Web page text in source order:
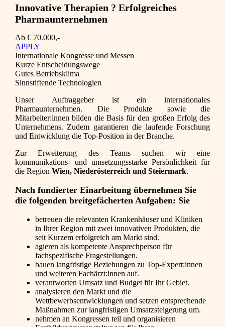
Innovative Therapien ? Erfolgreiches
Pharmaunternehmen
Ab € 70.000,-
APPLY
Internationale Kongresse und Messen
Kurze Entscheidungswege
Gutes Betriebsklima
Sinnstiftende Technologien
Unser Auftraggeber ist ein internationales
Pharmaunternehmen. Die Produkte sowie die
Mitarbeiter:innen bilden die Basis für den großen Erfolg des
Unternehmens. Zudem garantieren die laufende Forschung
und Entwicklung die Top-Position in der Branche.
Zur Erweiterung des Teams suchen wir eine
kommunikations- und umsetzungsstarke Persönlichkeit für
die Region Wien, Niederösterreich und Steiermark.
Nach fundierter Einarbeitung übernehmen Sie
die folgenden breitgefächerten Aufgaben: Sie
betreuen die relevanten Krankenhäuser und Kliniken
in Ihrer Region mit zwei innovativen Produkten, die
seit Kurzem erfolgreich am Markt sind.
agieren als kompetente Ansprechperson für
fachspezifische Fragestellungen.
bauen langfristige Beziehungen zu Top-Expert:innen
und weiteren Fachärzt:innen auf.
verantworten Umsatz und Budget für Ihr Gebiet.
analysieren den Markt und die
Wettbewerbsentwicklungen und setzen entsprechende
Maßnahmen zur langfristigen Umsatzsteigerung um.
nehmen an Kongressen teil und organisieren